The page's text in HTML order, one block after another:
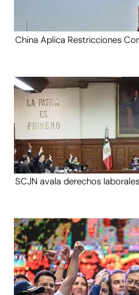
China Aplica Restricciones
SCJN avala derechos